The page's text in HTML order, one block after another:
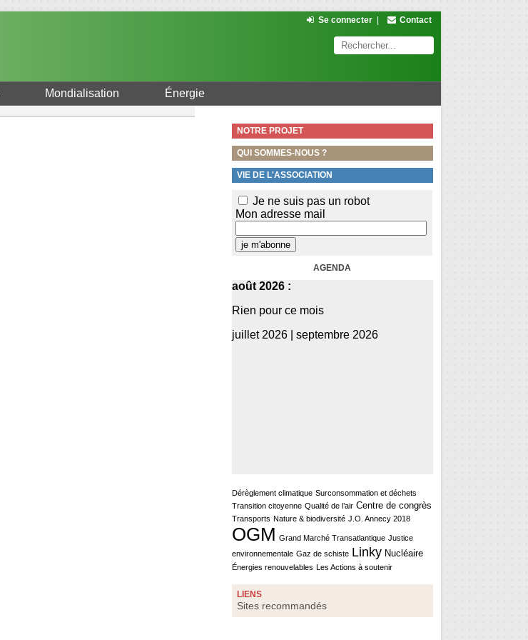
Se connecter Contact
Mondialisation Énergie
NOTRE PROJET
QUI SOMMES-NOUS ?
VIE DE L'ASSOCIATION
Je ne suis pas un robot
Mon adresse mail
AGENDA
août 2026 :
Rien pour ce mois
juillet 2026| septembre 2026
Dérèglement climatique Surconsommation et déchets
Transition citoyenne Qualité de l’air Centre de congrès
Transports Nature & biodiversité J.O. Annecy 2018
OGM Grand Marché Transatlantique Justice
environnementale Gaz de schiste Linky Nucléaire
Énergies renouvelables Les Actions à soutenir
LIENS
Sites recommandés